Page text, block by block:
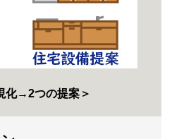
化→2つの提案＞